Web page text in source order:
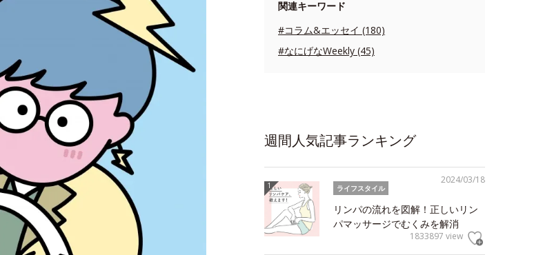
関連キーワード
#コラム&エッセイ (180)
#なにげなWeekly (45)
週間人気記事ランキング
2024/03/18
ライフスタイル
リンパの流れを図解！正しいリン
パマッサージでむくみを解消
1833897 view